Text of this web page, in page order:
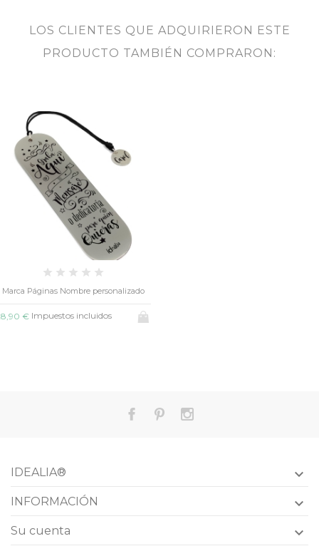
LOS CLIENTES QUE ADQUIRIERON ESTE
PRODUCTO TAMBIÉN COMPRARON:
Marca Páginas Nombre personalizado
€ Impuestos incluidos
IDEALIA® 
INFORMACIÓN 
Su cuenta 